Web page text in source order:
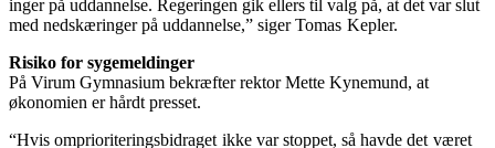
inger på uddannelse. Regeringen gik ellers til valg på, at det var slut
med nedskæringer på uddannelse,” siger Tomas Kepler.
Risiko for sygemeldinger
På Virum Gymnasium bekræfter rektor Mette Kynemund, at
økonomien er hårdt presset.
“Hvis omprioriteringsbidraget ikke var stoppet, så havde det været